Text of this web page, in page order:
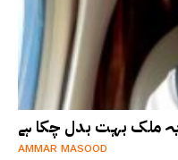
ملک بہت بدل چکا ہے
AMMAR MASOOD